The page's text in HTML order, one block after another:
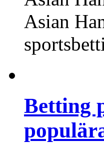
Asian
Betting